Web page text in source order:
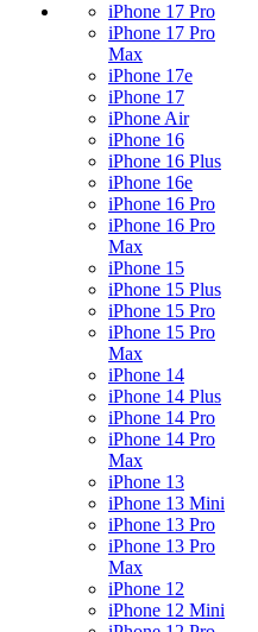
iPhone 17 Pro
iPhone 17 Pro
Max
iPhone 17e
iPhone 17
iPhone Air
iPhone 16
iPhone 16 Plus
iPhone 16e
iPhone 16 Pro
iPhone 16 Pro
Max
iPhone 15
iPhone 15 Plus
iPhone 15 Pro
iPhone 15 Pro
Max
iPhone 14
iPhone 14 Plus
iPhone 14 Pro
iPhone 14 Pro
Max
iPhone 13
iPhone 13 Mini
iPhone 13 Pro
iPhone 13 Pro
Max
iPhone 12
iPhone 12 Mini